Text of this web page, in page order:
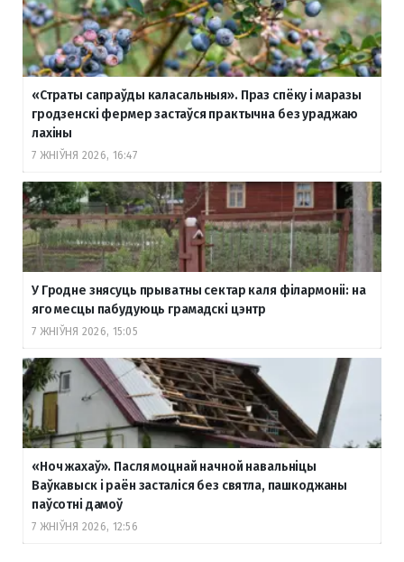
«Страты сапраўды каласальныя». Праз спёку і маразы
гродзенскі фермер застаўся практычна без ураджаю
лахіны
7 ЖНІЎНЯ 2026, 16:47
У Гродне знясуць прыватны сектар каля філармоніі: на
яго месцы пабудуюць грамадскі цэнтр
7 ЖНІЎНЯ 2026, 15:05
«Ноч жахаў». Пасля моцнай начной навальніцы
Ваўкавыск і раён засталіся без святла, пашкоджаны
паўсотні дамоў
7 ЖНІЎНЯ 2026, 12:56